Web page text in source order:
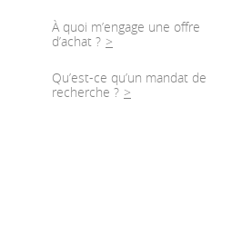
À quoi m’engage une offre
d’achat ?
Qu’est-ce qu’un mandat de
recherche ?